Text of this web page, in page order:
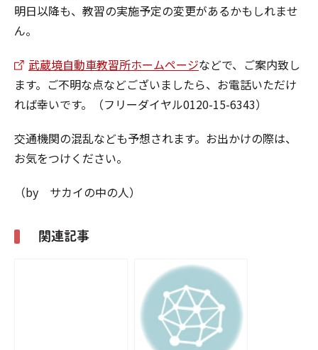
明日以降も、教習の実施予定の変更があるかもしれませ
ん。
武蔵境自動車教習所ホームページなどで、ご案内致し
ます。ご不明な点などございましたら、お電話いただけ
れば幸いです。（フリーダイヤル0120-15-6343）
交通機関の混乱なども予想されます。お出かけの際は、
お気をつけください。
（by サカイの中の人）
関連記事